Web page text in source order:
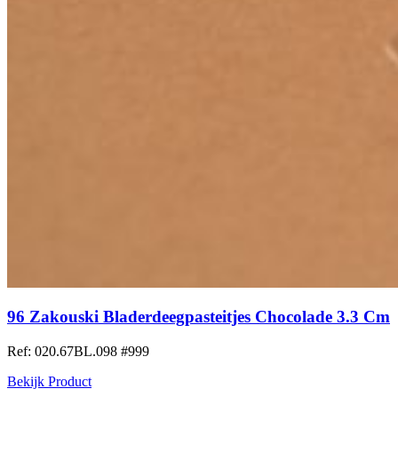
96 Zakouski Bladerdeegpasteitjes Chocolade 3.3 Cm
Ref: 020.67BL.098 #999
Bekijk Product